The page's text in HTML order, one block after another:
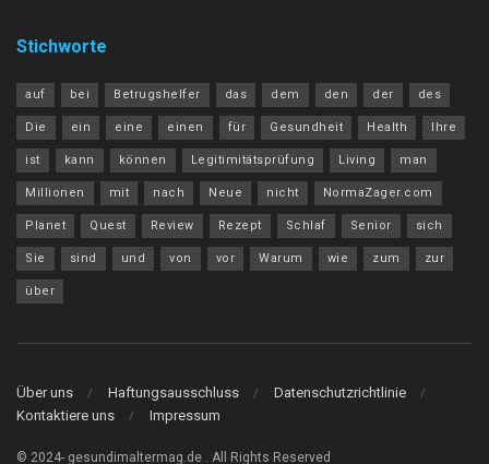
Stichworte
auf bei Betrugshelfer das dem den der des
Die ein eine einen für Gesundheit Health Ihre
ist kann können Legitimitätsprüfung Living man
Millionen mit nach Neue nicht NormaZager.com
Planet Quest Review Rezept Schlaf Senior sich
Sie sind und von vor Warum wie zum zur
über
Über uns Haftungsausschluss
Datenschutzrichtlinie
Kontaktiere uns
Impressum
© 2024- gesundimaltermag.de . All Rights Reserved